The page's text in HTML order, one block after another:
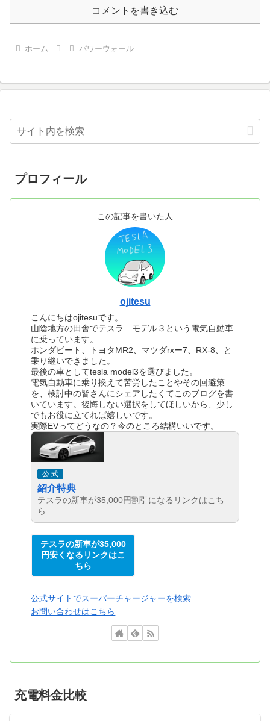
コメントを書き込む
ホーム パワーウォール
プロフィール
この記事を書いた人
ojitesu
こんにちはojitesuです。
山陰地方の田舎でテスラ モデル３という電気自動車
に乗っています。
ホンダビート、トヨタMR2、マツダrxー7、RX-8、と
乗り継いできました。
最後の車としてtesla model3を選びました。
電気自動車に乗り換えて苦労したことやその回避策
を、検討中の皆さんにシェアしたくてこのブログを書
いています。後悔しない選択をしてほしいから、少し
でもお役に立てれば嬉しいです。
実際EVってどうなの？今のところ結構いいです。
公 式
紹介特典
テスラの新車が35,000円割引になるリンクはこち
ら
テスラの新車が35,000
円安くなるリンクはこ
ちら
公式サイトでスーパーチャージャーを検索
お問い合わせはこちら
充電料金比較